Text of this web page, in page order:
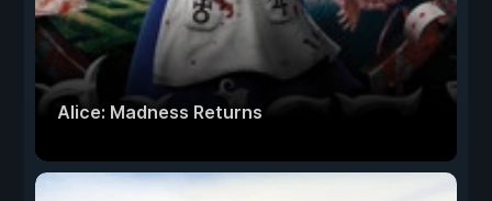
Alice: Madness Returns